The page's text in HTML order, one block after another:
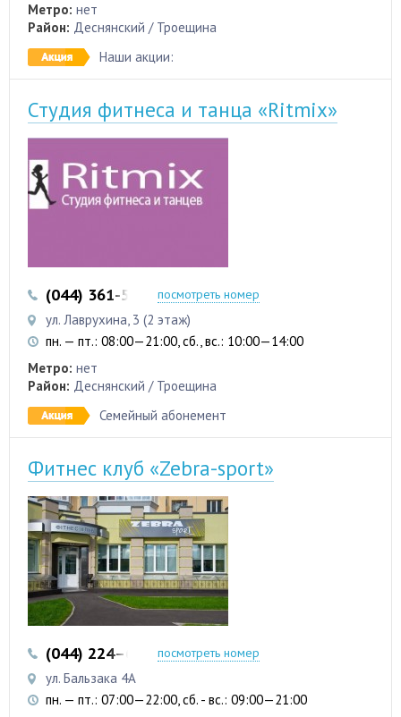
Метро: нет
Район: Деснянский / Троещина
Наши акции:
Студия фитнеса и танца «Ritmix»
(044) 361-53-35 (067) 196-21-15
посмотреть номер
ул. Лаврухина, 3 (2 этаж)
пн. — пт.: 08:00—21:00, сб., вс.: 10:00—14:00
Метро: нет
Район: Деснянский / Троещина
Семейный абонемент
Фитнес клуб «Zebra-sport»
(044) 224–63-07посмотреть номер
ул. Бальзака 4А
пн. — пт.: 07:00—22:00, сб. - вс.: 09:00—21:00